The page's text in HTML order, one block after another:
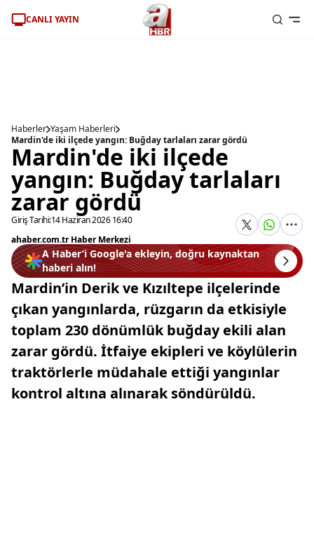
CANLI YAYIN
Haberler Yaşam Haberleri
Mardin'de iki ilçede yangın: Buğday tarlaları zarar gördü
Mardin'de iki ilçede
yangın: Buğday tarlaları
zarar gördü
Giriş Tarihi:14 Haziran 2026 16:40
ahaber.com.tr Haber Merkezi
A Haber’i Google'a ekleyin, doğru kaynaktan
haberi alın!
Mardin’in Derik ve Kızıltepe ilçelerinde
çıkan yangınlarda, rüzgarın da etkisiyle
toplam 230 dönümlük buğday ekili alan
zarar gördü. İtfaiye ekipleri ve köylülerin
traktörlerle müdahale ettiği yangınlar
kontrol altına alınarak söndürüldü.